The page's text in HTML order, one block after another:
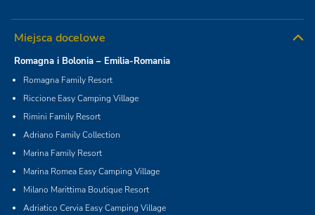
Miejsca docelowe
Romagna i Bolonia – Emilia-Romania
Romagna Family Resort
Riccione Easy Camping Village
Rimini Family Resort
Adriano Family Collection
Marina Family Resort
Marina Romea Easy Camping Village
Milano Marittima Boutique Resort
Adriatico Cervia Easy Camping Village